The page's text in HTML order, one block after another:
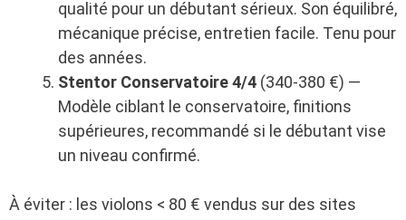
qualité pour un débutant sérieux. Son équilibré,
mécanique précise, entretien facile. Tenu pour
des années.
Stentor Conservatoire 4/4 (340-380 €) —
Modèle ciblant le conservatoire, finitions
supérieures, recommandé si le débutant vise
un niveau confirmé.
À éviter : les violons < 80 € vendus sur des sites